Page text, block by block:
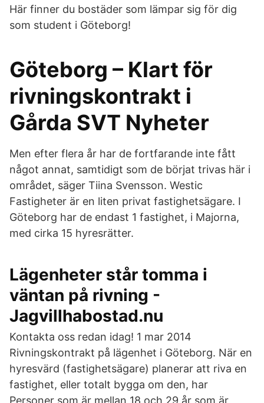
Här finner du bostäder som lämpar sig för dig
som student i Göteborg!
Göteborg – Klart för
rivningskontrakt i
Gårda SVT Nyheter
Men efter flera år har de fortfarande inte fått
något annat, samtidigt som de börjat trivas här i
området, säger Tiina Svensson. Westic
Fastigheter är en liten privat fastighetsägare. I
Göteborg har de endast 1 fastighet, i Majorna,
med cirka 15 hyresrätter.
Lägenheter står tomma i
väntan på rivning -
Jagvillhabostad.nu
Kontakta oss redan idag! 1 mar 2014
Rivningskontrakt på lägenhet i Göteborg. När en
hyresvärd (fastighetsägare) planerar att riva en
fastighet, eller totalt bygga om den, har
Personer som är mellan 18 och 29 år som är